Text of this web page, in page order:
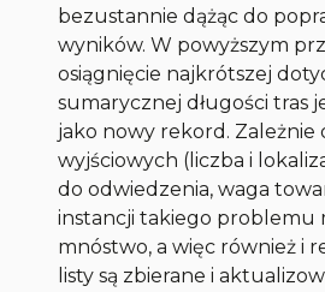
bezustannie dążąc do
wyników. W powyższym
osiągnięcie najkrótszej
sumarycznej długości tras
jako nowy rekord. Zależnie
wyjściowych (liczba i
do odwiedzenia, waga
instancji takiego problemu
mnóstwo, a więc również i
listy są zbierane i